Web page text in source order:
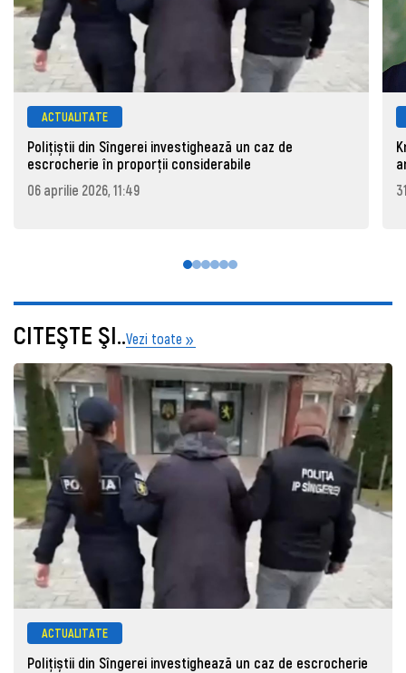
ACTUALITATE
Polițiștii din Sîngerei investighează un caz de
escrocherie în proporții considerabile
06 aprilie 2026, 11:49
CITEŞTE ŞI..Vezi toate
ACTUALITATE
Polițiștii din Sîngerei investighează un caz de escrocherie